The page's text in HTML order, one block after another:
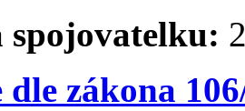
spojovatelku:
zákona